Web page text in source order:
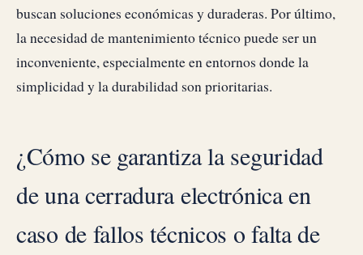
buscan soluciones económicas y duraderas. Por último,
la necesidad de mantenimiento técnico puede ser un
inconveniente, especialmente en entornos donde la
simplicidad y la durabilidad son prioritarias.
¿Cómo se garantiza la seguridad
de una cerradura electrónica en
caso de fallos técnicos o falta de